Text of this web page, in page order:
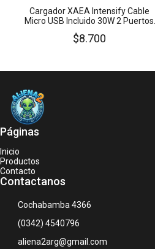
Cargador XAEA Intensify Cable
Micro USB Incluido 30W 2 Puertos
$8.700
Páginas
Inicio
Productos
Contacto
Contactanos
Cochabamba 4366
(0342) 4540796
aliena2arg@gmail.com